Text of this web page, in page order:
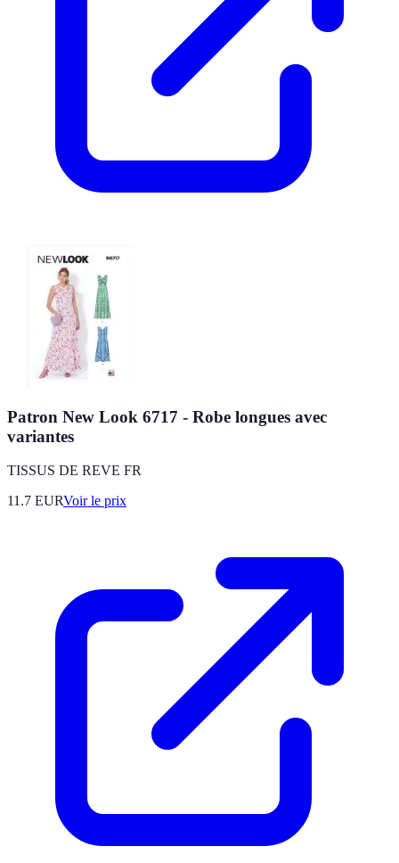
Patron New Look 6717 - Robe longues avec
variantes
TISSUS DE REVE FR
11.7 EURVoir le prix